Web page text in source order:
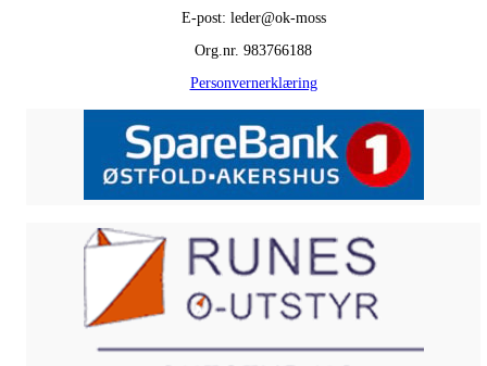
E-post: leder@ok-moss
Org.nr. 983766188
Personvernerklæring